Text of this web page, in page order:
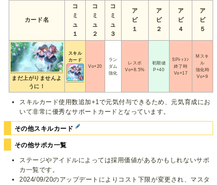
カード名
コ
ミ
ュ
１
コ
ミ
ュ
２
コ
ミ
ュ
３
ア
ビ
１
ア
ビ
２
ア
ビ
４
ア
ビ
５
まだ上がりませんよ
うに！
スキル
カード
Vo+20
ラン
ダム
強化
レスボ
Vo+8.5%
初期値
P+40
SPﾚｯｽﾝ
終了時
Vo+17
Mスキ
ル
強化時
Vo+9
スキルカード使用数追加+1で元気付与できるため、元気育成にお
いて非常に優秀なサポートカードとなっています。
その他スキルカード
その他サポカ一覧
ステージやアイドルによっては採用価値があるかもしれないサポ
カ一覧です。
2024/09/20のアップデートによりコスト下限が変更され、マスタ